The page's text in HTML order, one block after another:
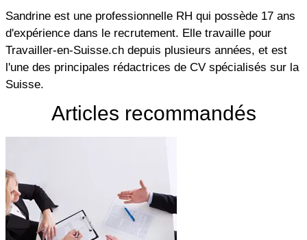
Sandrine est une professionnelle RH qui possède 17 ans
d'expérience dans le recrutement. Elle travaille pour
Travailler-en-Suisse.ch depuis plusieurs années, et est
l'une des principales rédactrices de CV spécialisés sur la
Suisse.
Articles recommandés